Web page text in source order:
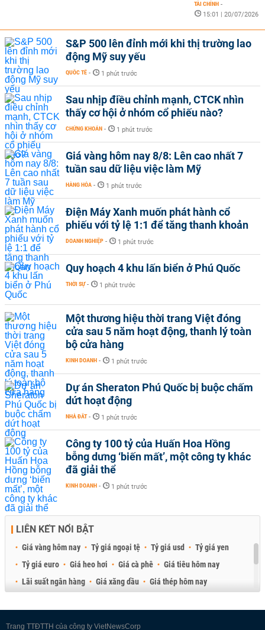
TÀI CHÍNH -
15:01 | 20/07/2026
S&P 500 lên đỉnh mới khi thị trường lao
động Mỹ suy yếu
QUỐC TẾ - 1 phút trước
Sau nhịp điều chỉnh mạnh, CTCK nhìn
thấy cơ hội ở nhóm cổ phiếu nào?
CHỨNG KHOÁN - 1 phút trước
Giá vàng hôm nay 8/8: Lên cao nhất 7
tuần sau dữ liệu việc làm Mỹ
HÀNG HÓA - 1 phút trước
Điện Máy Xanh muốn phát hành cổ
phiếu với tỷ lệ 1:1 để tăng thanh khoản
DOANH NGHIỆP - 1 phút trước
Quy hoạch 4 khu lấn biển ở Phú Quốc
THỜI SỰ - 1 phút trước
Một thương hiệu thời trang Việt đóng
cửa sau 5 năm hoạt động, thanh lý toàn
bộ cửa hàng
KINH DOANH - 1 phút trước
Dự án Sheraton Phú Quốc bị buộc chấm
dứt hoạt động
NHÀ ĐẤT - 1 phút trước
Công ty 100 tỷ của Huấn Hoa Hồng
bỗng dưng ‘biến mất’, một công ty khác
đã giải thể
KINH DOANH - 1 phút trước
LIÊN KẾT NỔI BẬT
Giá vàng hôm nay Tỷ giá ngoại tệ Tỷ giá usd
Tỷ giá yen
Tỷ giá euro
Giá heo hơi Giá cà phê
Giá tiêu hôm nay
Lãi suất ngân hàng
Giá xăng dầu
Giá thép hôm nay
Trang TTĐTTH của công ty VietNewsCorp